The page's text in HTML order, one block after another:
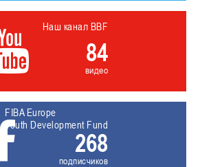
Наш канал BBF
84
видео
FIBA Europe
Youth Development Fund
268
подписчиков